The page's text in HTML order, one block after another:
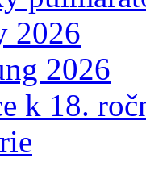
2026
2026
k 18.